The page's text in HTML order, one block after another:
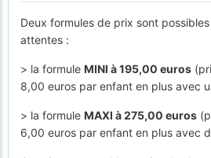
Deux formules de prix sont
attentes :
> la formule MINI à 195,00 euros
8,00 euros par enfant en plus avec
> la formule MAXI à 275,00 euros
6,00 euros par enfant en plus avec